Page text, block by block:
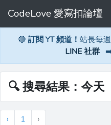
CodeLove 愛寫扣論壇
🔴 訂閱 YT 頻道！ 站長每
LINE 社群
🔍 搜尋結果：今天
‹ 1 ›